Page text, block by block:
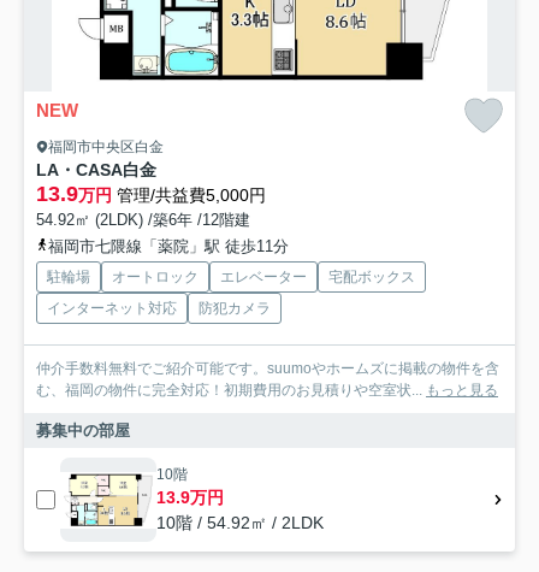
NEW
福岡市中央区白金
LA・CASA白金
13.9万円 管理/共益費5,000円
54.92㎡ (2LDK) /築6年 /12階建
福岡市七隈線「薬院」駅 徒歩11分
駐輪場 オートロック エレベーター
宅配ボックス
インターネット対応
防犯カメラ
仲介手数料無料でご紹介可能です。suumoやホームズに掲載の物件を含
む、福岡の物件に完全対応！初期費用のお見積りや空室状... もっと見る
募集中の部屋
10階
13.9万円
10階 / 54.92㎡ / 2LDK